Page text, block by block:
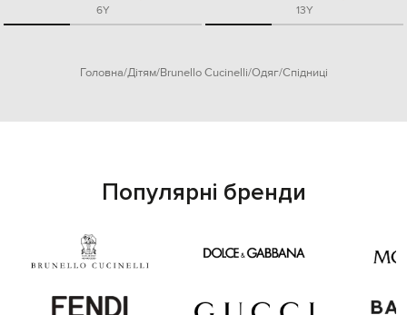
6Y 13Y
Головна Дітям Brunello Cucinelli Одяг Спідниці
Популярні бренди